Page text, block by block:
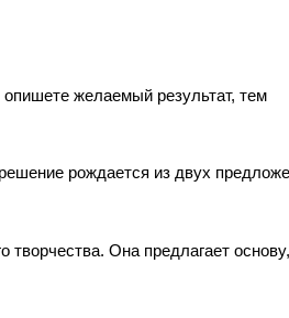
желаемый результат, тем
рождается из двух
творчества. Она предлагает